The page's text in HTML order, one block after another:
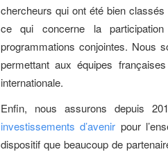
chercheurs qui ont été bien classés
ce qui concerne la
programmations conjointes. Nous
permettant aux équipes
internationale.
Enfin, nous assurons depuis
investissements d’avenir pour
dispositif que beaucoup de